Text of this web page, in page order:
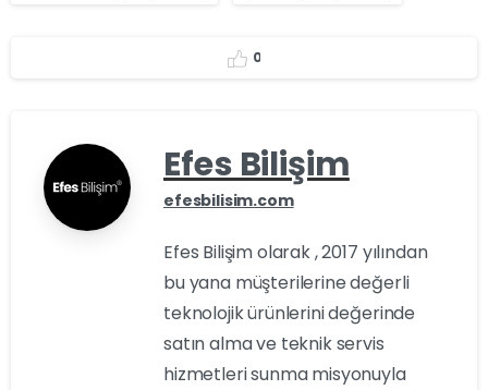
0
Efes Bilişim
efesbilisim.com
Efes Bilişim olarak , 2017 yılından
bu yana müşterilerine değerli
teknolojik ürünlerini değerinde
satın alma ve teknik servis
hizmetleri sunma misyonuyla